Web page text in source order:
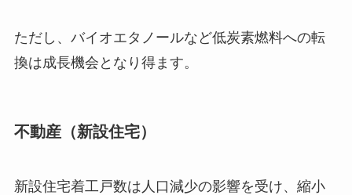
ただし、バイオエタノールなど低炭素燃料への転
換は成長機会となり得ます。
不動産（新設住宅）
新設住宅着工戸数は人口減少の影響を受け、縮小